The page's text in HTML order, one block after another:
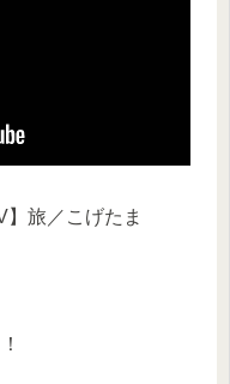
】旅／こげたま